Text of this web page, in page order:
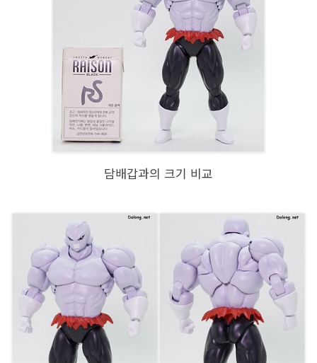
담배갑과의 크기 비교